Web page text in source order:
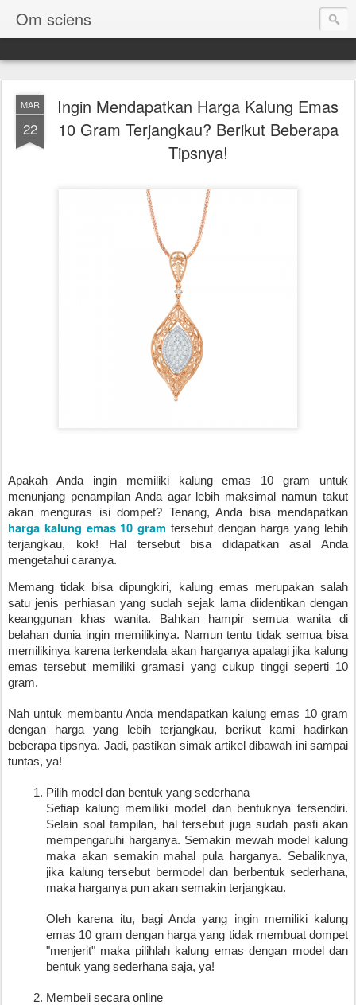
Om sciens
MAR
22
Ingin Mendapatkan Harga Kalung Emas
10 Gram Terjangkau? Berikut Beberapa
Tipsnya!
Apakah Anda ingin memiliki kalung emas 10 gram untuk
menunjang penampilan Anda agar lebih maksimal namun takut
harga kalung emas 10 gram tersebut dengan harga yang lebih
terjangkau, kok! Hal tersebut bisa didapatkan asal Anda
mengetahui caranya.
Memang tidak bisa dipungkiri, kalung emas merupakan salah
satu jenis perhiasan yang sudah sejak lama diidentikan dengan
keanggunan khas wanita. Bahkan hampir semua wanita di
belahan dunia ingin memilikinya. Namun tentu tidak semua bisa
memilikinya karena terkendala akan harganya apalagi jika kalung
emas tersebut memiliki gramasi yang cukup tinggi seperti 10
gram.
Nah untuk membantu Anda mendapatkan kalung emas 10 gram
dengan harga yang lebih terjangkau, berikut kami hadirkan
beberapa tipsnya. Jadi, pastikan simak artikel dibawah ini sampai
tuntas, ya!
Pilih model dan bentuk yang sederhana
Setiap kalung memiliki model dan bentuknya tersendiri.
Selain soal tampilan, hal tersebut juga sudah pasti akan
mempengaruhi harganya. Semakin mewah model kalung
maka akan semakin mahal pula harganya. Sebaliknya,
jika kalung tersebut bermodel dan berbentuk sederhana,
maka harganya pun akan semakin terjangkau.
Oleh karena itu, bagi Anda yang ingin memiliki kalung
emas 10 gram dengan harga yang tidak membuat dompet
"menjerit" maka pilihlah kalung emas dengan model dan
bentuk yang sederhana saja, ya!
Membeli secara online